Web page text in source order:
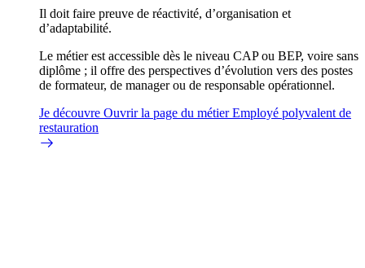
Il doit faire preuve de réactivité, d’organisation et
d’adaptabilité.
Le métier est accessible dès le niveau CAP ou BEP, voire sans
diplôme ; il offre des perspectives d’évolution vers des postes
de formateur, de manager ou de responsable opérationnel.
Je découvre Ouvrir la page du métier Employé polyvalent de
restauration